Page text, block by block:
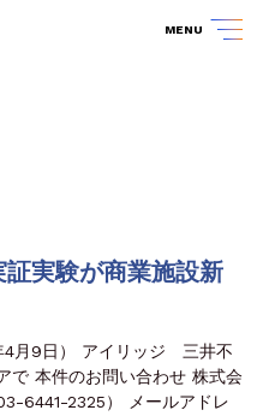
MENU
実験が商業施設新
4月9日） アイリッジ 三井不
本件のお問い合わせ 株式会
6441-2325） メールアドレ